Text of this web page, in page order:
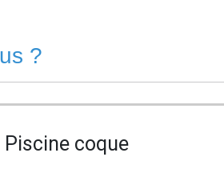
?
Piscine coque